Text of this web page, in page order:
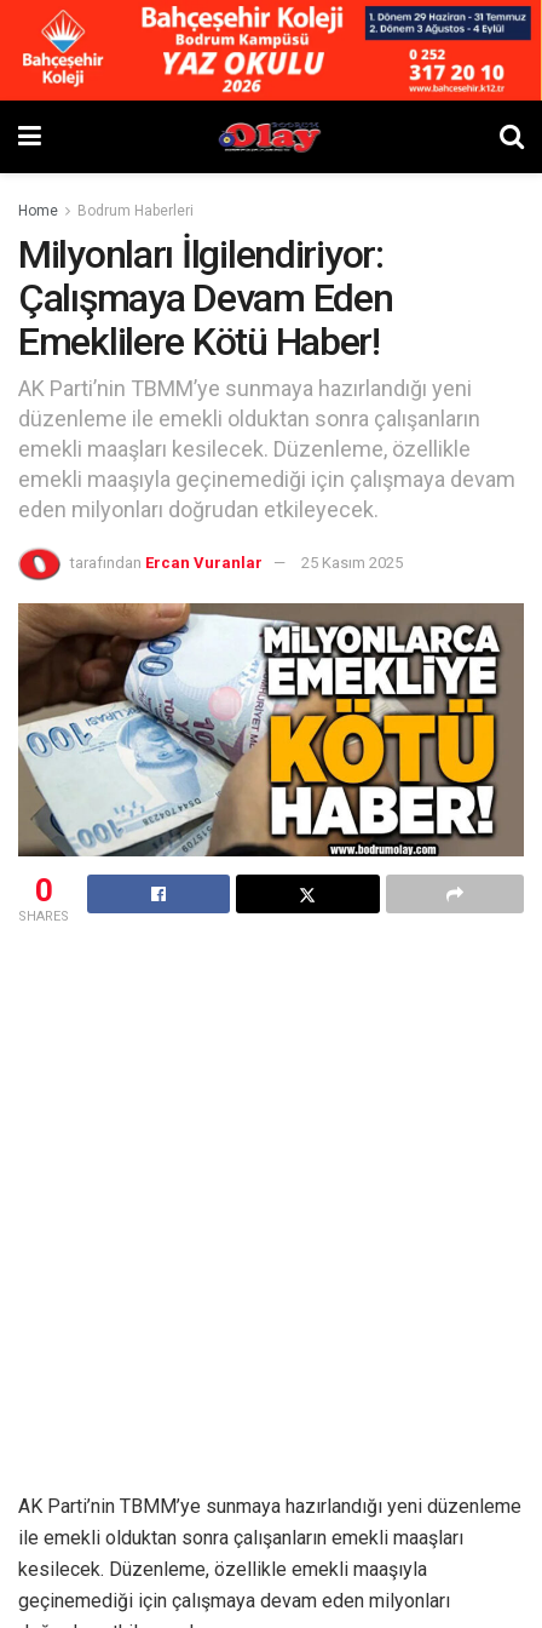
Home Bodrum Haberleri
Milyonları İlgilendiriyor:
Çalışmaya Devam Eden
Emeklilere Kötü Haber!
AK Parti’nin TBMM’ye sunmaya hazırlandığı yeni
düzenleme ile emekli olduktan sonra çalışanların
emekli maaşları kesilecek. Düzenleme, özellikle
emekli maaşıyla geçinemediği için çalışmaya devam
eden milyonları doğrudan etkileyecek.
tarafından Ercan Vuranlar 25 Kasım 2025
0
SHARES
AK Parti’nin TBMM’ye sunmaya hazırlandığı yeni düzenleme
ile emekli olduktan sonra çalışanların emekli maaşları
kesilecek. Düzenleme, özellikle emekli maaşıyla
geçinemediği için çalışmaya devam eden milyonları